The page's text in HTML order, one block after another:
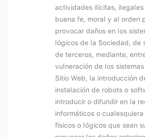
actividades ilícitas, ilegales
buena fe, moral y al orden
provocar daños en los
lógicos de la Sociedad, de
de terceros, mediante,
vulneración de los
Sitio Web, la introducción
instalación de robots o
introducir o difundir en la
informáticos o
físicos o lógicos que sean